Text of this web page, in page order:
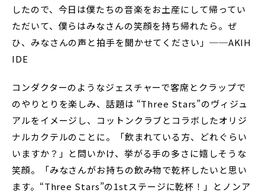
したので、今日は僕たちの音楽をお土産にして帰ってい
ただいて、僕らはみなさんの笑顔を持ち帰れたら。ぜ
ひ、みなさんの声と拍手を聞かせてください」──AKIH
IDE
コンダクターのようなジェスチャーで客席とクラップで
のやりとりを楽しみ、話題は “Three Stars”のヴィジュ
アルをイメージし、コットンクラブとコラボしたオリジ
ナルカクテルのことに。「飲まれている方、どれぐらい
いますか？」と問いかけ、挙がる手の多さに嬉しそうな
笑顔。「みなさんがお持ちの飲み物で乾杯したいと思い
ます。“Three Stars”の1stステージに乾杯！」とノンア